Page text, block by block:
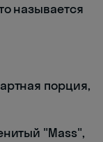
называется
порция,
"Mass",